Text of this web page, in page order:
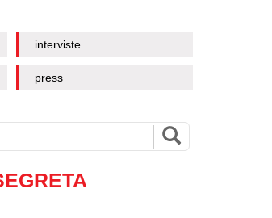
interviste
press